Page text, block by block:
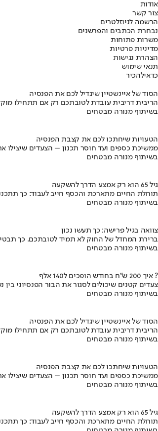
אודות
צור קשר
הרשמה לניוזלטרים
נבחרת הכתבים והפרשנים
משרות פתוחות
מדיניות פרטיות
הצהרת נגישות
תנאי שימוש
כדאילהכיר
הסוד של איינשטיין שיגדיל לכם את הפנסיה
הריבית דריבית עובדת לטובתכם רק אם תתחילו
בשיתוף מנורה מבטחים
הטעויות שיחתכו לכם את קצבת הפנסיה
ממשיכת כספים ועד חוסר תכנון – הצעדים שיצילו
בשיתוף מנורה מבטחים
גיל 65 הוא רק אמצע הדרך להשקעה
תוחלת החיים מתארכת והכסף חייב לעבוד: כך
בשיתוף מנורה מבטחים
צוואה בגיל פרישה: כך תעשו נכון
ברירת המחדל של החוק לא תמיד לטובתכם. כך
בשיתוף מנורה מבטחים
איך 200 ש"ח בחודש הופכים ל140 אלף ?
צעדים קטנים שיכולים לסגור את הבור הפנסיוני בין
בשיתוף מנורה מבטחים
הסוד של איינשטיין שיגדיל לכם את הפנסיה
הריבית דריבית עובדת לטובתכם רק אם תתחילו
בשיתוף מנורה מבטחים
הטעויות שיחתכו לכם את קצבת הפנסיה
ממשיכת כספים ועד חוסר תכנון – הצעדים שיצילו
בשיתוף מנורה מבטחים
גיל 65 הוא רק אמצע הדרך להשקעה
תוחלת החיים מתארכת והכסף חייב לעבוד: כך